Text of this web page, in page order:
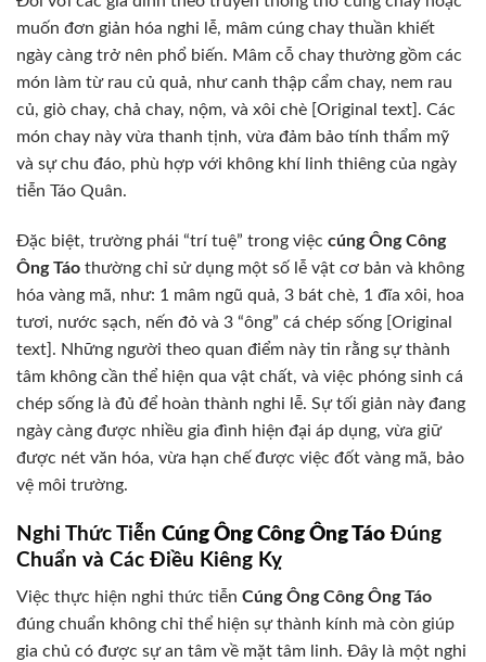
muốn đơn giản hóa nghi lễ, mâm cúng chay thuần khiết
ngày càng trở nên phổ biến. Mâm cỗ chay thường gồm các
món làm từ rau củ quả, như canh thập cẩm chay, nem rau
củ, giò chay, chả chay, nộm, và xôi chè [Original text]. Các
món chay này vừa thanh tịnh, vừa đảm bảo tính thẩm mỹ
và sự chu đáo, phù hợp với không khí linh thiêng của ngày
tiễn Táo Quân.
Đặc biệt, trường phái “trí tuệ” trong việc cúng Ông Công
Ông Táo thường chỉ sử dụng một số lễ vật cơ bản và không
hóa vàng mã, như: 1 mâm ngũ quả, 3 bát chè, 1 đĩa xôi, hoa
tươi, nước sạch, nến đỏ và 3 “ông” cá chép sống [Original
text]. Những người theo quan điểm này tin rằng sự thành
tâm không cần thể hiện qua vật chất, và việc phóng sinh cá
chép sống là đủ để hoàn thành nghi lễ. Sự tối giản này đang
ngày càng được nhiều gia đình hiện đại áp dụng, vừa giữ
được nét văn hóa, vừa hạn chế được việc đốt vàng mã, bảo
vệ môi trường.
Nghi Thức Tiễn Cúng Ông Công Ông Táo Đúng
Chuẩn và Các Điều Kiêng Kỵ
Việc thực hiện nghi thức tiễn Cúng Ông Công Ông Táo
đúng chuẩn không chỉ thể hiện sự thành kính mà còn giúp
gia chủ có được sự an tâm về mặt tâm linh. Đây là một nghi